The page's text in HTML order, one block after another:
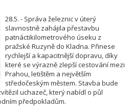
28.5. - Správa železnic v úterý
slavnostně zahájila přestavbu
patnáctikilometrového úseku z
pražské Ruzyně do Kladna. Přinese
rychlejší a kapacitnější dopravu, díky
které se výrazně zlepší cestování mezi
Prahou, letištěm a největším
středočeským městem. Stavba bude
uchazeč, který nabídl o půl
předpokladům.